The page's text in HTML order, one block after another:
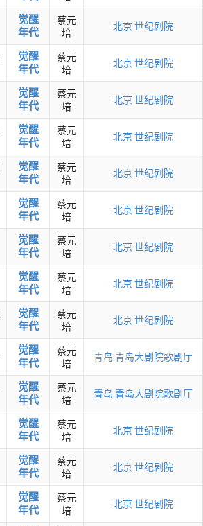
觉醒
年代
蔡元
培
北京 世纪剧院
觉醒
年代
蔡元
培
北京 世纪剧院
觉醒
年代
蔡元
培
北京 世纪剧院
觉醒
年代
蔡元
培
北京 世纪剧院
觉醒
年代
蔡元
培
北京 世纪剧院
觉醒
年代
蔡元
培
北京 世纪剧院
觉醒
年代
蔡元
培
北京 世纪剧院
觉醒
年代
蔡元
培
北京 世纪剧院
觉醒
年代
蔡元
培
北京 世纪剧院
觉醒
年代
蔡元
培
青岛 青岛大剧院歌剧厅
觉醒
年代
蔡元
培
青岛 青岛大剧院歌剧厅
觉醒
年代
蔡元
培
北京 世纪剧院
觉醒
年代
蔡元
培
北京 世纪剧院
觉醒
年代
蔡元
培
北京 世纪剧院